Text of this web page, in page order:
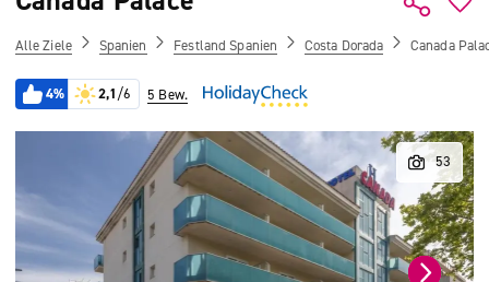
Alle Ziele Spanien Festland Spanien Costa Dorada Canada
4% 2,1/6 5 Bew.